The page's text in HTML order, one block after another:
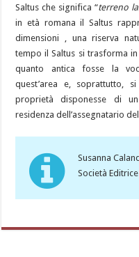
Saltus che significa “terreno
in età romana il Saltus
dimensioni , una riserva
tempo il Saltus si trasforma
quanto antica fosse la
quest’area e, soprattutto,
proprietà disponesse di
residenza dell’assegnatario
Susanna
Società